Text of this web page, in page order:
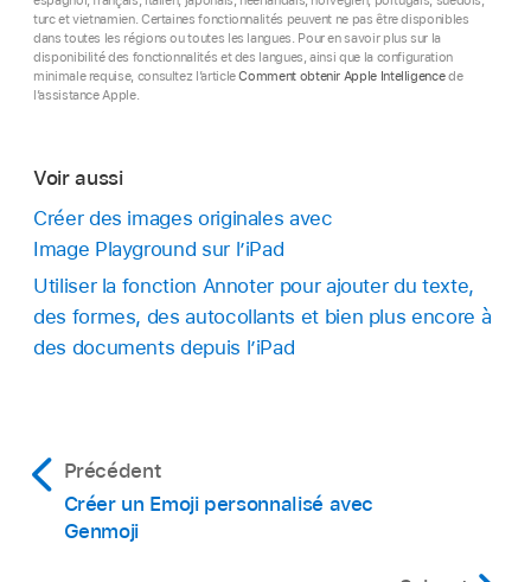
turc et vietnamien. Certaines fonctionnalités peuvent ne pas être disponibles
dans toutes les régions ou toutes les langues. Pour en savoir plus sur la
disponibilité des fonctionnalités et des langues, ainsi que la configuration
minimale requise, consultez l’articleComment obtenir Apple Intelligencede
l’assistance Apple.
Voir aussi
Créer des images originales avec
Image Playground sur l’iPad
Utiliser la fonction Annoter pour ajouter du texte,
des formes, des autocollants et bien plus encore à
des documents depuis l’iPad
Précédent
Créer un Emoji personnalisé avec
Genmoji